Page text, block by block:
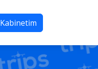
Kabinetim